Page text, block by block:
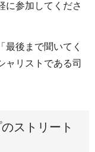
に参加してくださ
最後まで聞いてく
リストである司
ストリート